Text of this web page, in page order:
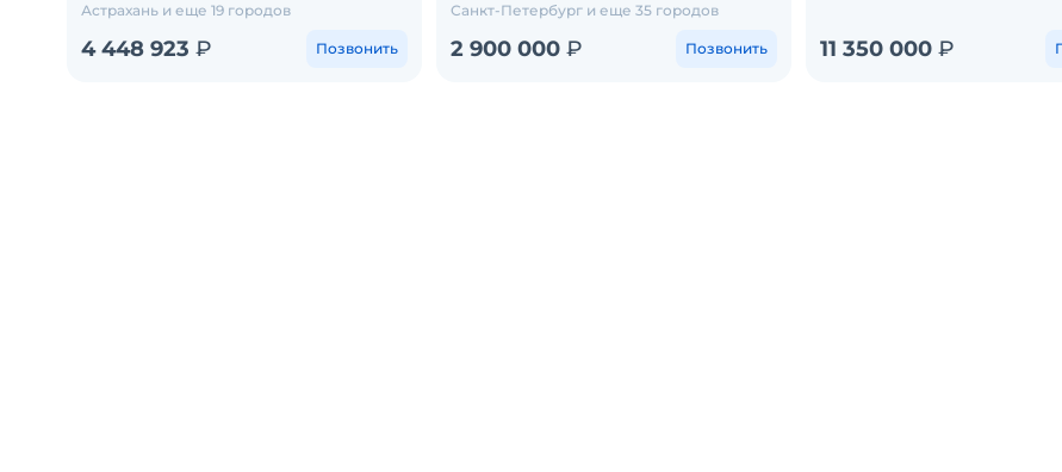
Астрахань и еще 19 городов
4 448 923 ₽ Позвонить
Санкт-Петербург и еще 35 городов
2 900 000 ₽ Позвонить 11 350 000 ₽